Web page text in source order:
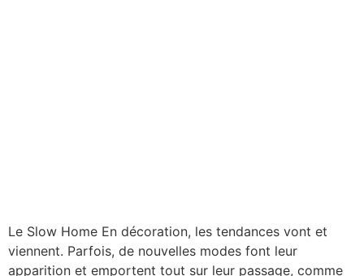
Le Slow Home En décoration, les tendances vont et
viennent. Parfois, de nouvelles modes font leur
apparition et emportent tout sur leur passage, comme